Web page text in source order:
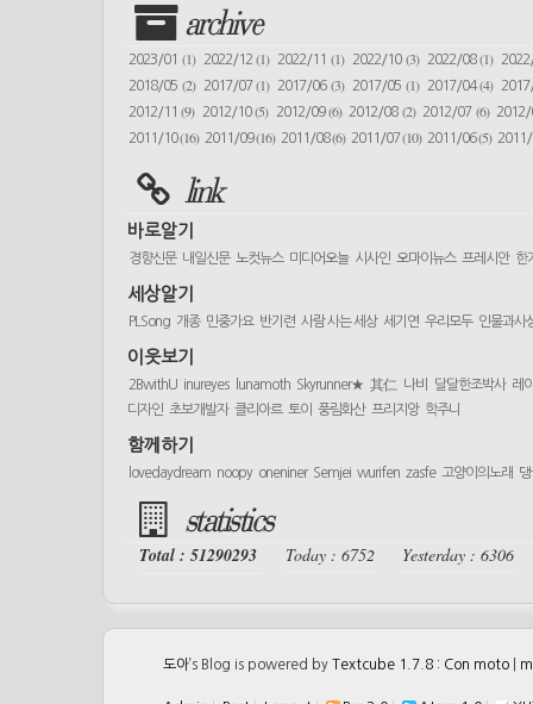
archive
2023/01 (1) 2022/12(1) 2022/11(1) 2022/10 (3) 2022/08(1)
2018/05 (2) 2017/07(1) 2017/06(3) 2017/05 (1) 2017/04(4)
2012/11(9) 2012/10(5) 2012/09(6) 2012/08 (2) 2012/07 (6)
2011/10(16) 2011/09(16) 2011/08(6) 2011/07(10) 2011/06(5)
link
바로알기
경향신문 내일신문 노컷뉴스 미디어오늘 시사인 오마이뉴스 프레시안 한
세상알기
PLSong 개종 민중가요 반기련 사람 사는 세상 세기연 우리모두 인물과사
이웃보기
2BwithU inureyes lunamoth Skyrunner★ 其仁 나비 달달한조박사 레
디자인 초보개발자 클리아르 토이 풍림화산 프리지앙 학주니
함께하기
lovedaydream noopy oneniner Semjei wurifen zasfe 고양이의노래
statistics
Total : 51290293 Today : 6752 Yesterday : 6306
도아’s Blog is powered by Textcube 1.7.8 : Con moto